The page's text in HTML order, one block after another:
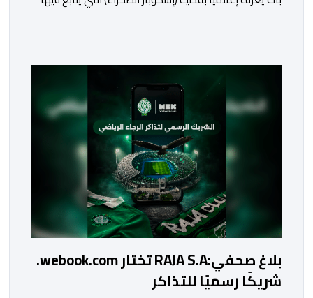
المتابعون في هذه القضية، وعلى رأسهم سعيد الناصري،
الرئيس السابق لنادي الوداد البيضاوي، وعبد النبي بعيوي،
الرئيس السابق لجهة الشرق، […]
بلاغ صحفي:RAJA S.A تختار webook.com.
شريكًا رسميًا للتذاكر